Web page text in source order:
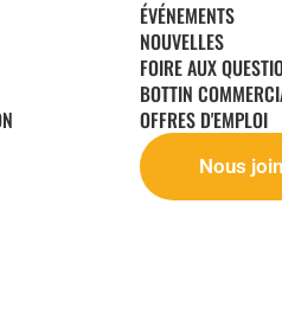
ÉVÉNEMENTS
NOUVELLES
FOIRE AUX
BOTTIN
OFFRES D'EMPLOI
Nous